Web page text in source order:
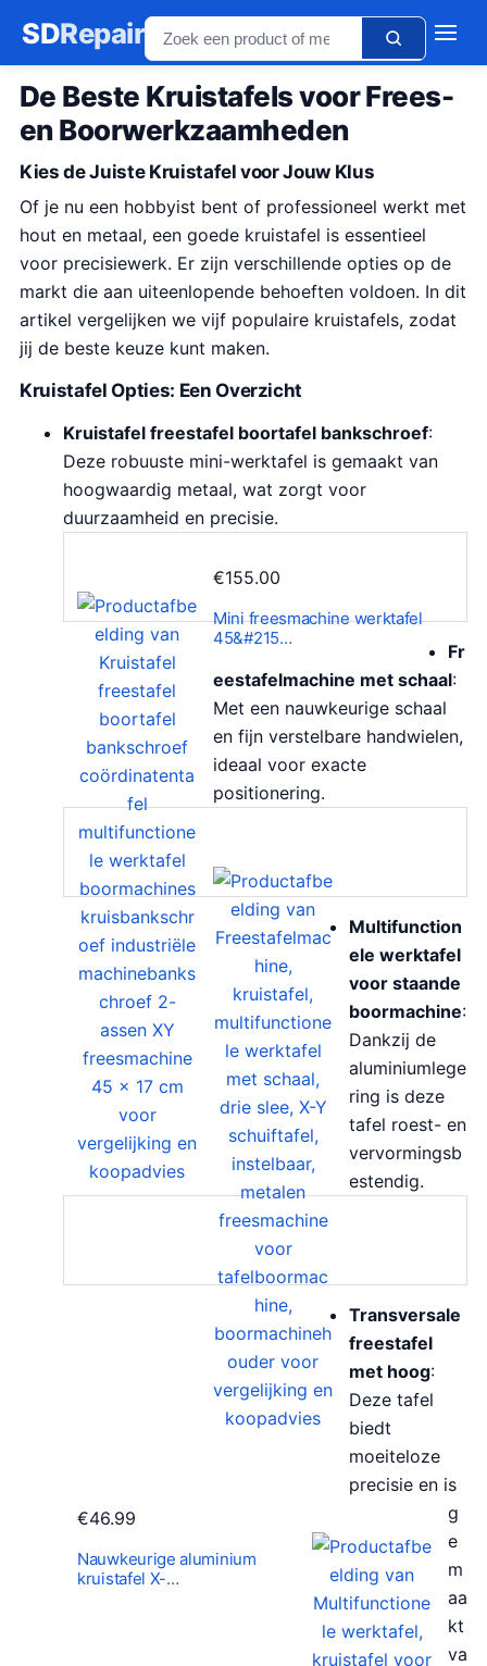
SDRepair
De Beste Kruistafels voor Frees-
en Boorwerkzaamheden
Kies de Juiste Kruistafel voor Jouw Klus
Of je nu een hobbyist bent of professioneel werkt met
hout en metaal, een goede kruistafel is essentieel
voor precisiewerk. Er zijn verschillende opties op de
markt die aan uiteenlopende behoeften voldoen. In dit
artikel vergelijken we vijf populaire kruistafels, zodat
jij de beste keuze kunt maken.
Kruistafel Opties: Een Overzicht
Kruistafel freestafel boortafel bankschroef:
Deze robuuste mini-werktafel is gemaakt van
hoogwaardig metaal, wat zorgt voor
duurzaamheid en precisie.
€155.00
Mini freesmachine werktafel
45&#215…
Fr
eestafelmachine met schaal:
Met een nauwkeurige schaal
en fijn verstelbare handwielen,
ideaal voor exacte
positionering.
€46.99
Nauwkeurige aluminium
kruistafel X-…
Multifunction
ele werktafel
voor staande
boormachine:
Dankzij de
aluminiumlege
ring is deze
tafel roest- en
vervormingsb
estendig.
Transversale
freestafel
met hoog:
Deze tafel
biedt
moeiteloze
precisie en is
g
e
m
aa
kt
va